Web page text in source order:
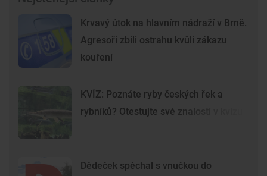
Krvavý útok na hlavním nádraží v Brně.
Agresoři zbili ostrahu kvůli zákazu
kouření
KVÍZ: Poznáte ryby českých řek a
rybníků? Otestujte své znalosti v kvízu
Dědeček spěchal s vnučkou do